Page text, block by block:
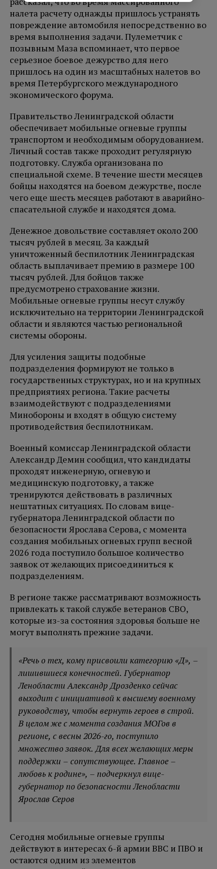
налета расчету однажды пришлось устранять
повреждение автомобиля непосредственно во
время выполнения задачи. Пулеметчик с
позывным Маза вспоминает, что первое
серьезное боевое дежурство для него
пришлось на один из масштабных налетов во
время Петербургского международного
экономического форума.
Правительство Ленинградской области
обеспечивает мобильные огневые группы
транспортом и необходимым оборудованием.
Личный состав также проходит регулярную
подготовку. Служба организована по
специальной схеме. В течение шести месяцев
бойцы находятся на боевом дежурстве, после
чего еще шесть месяцев работают в аварийно-
спасательной службе и находятся дома.
Денежное довольствие составляет около 200
тысяч рублей в месяц. За каждый
уничтоженный беспилотник Ленинградская
область выплачивает премию в размере 100
тысяч рублей. Для бойцов также
предусмотрено страхование жизни.
Мобильные огневые группы несут службу
исключительно на территории Ленинградской
области и являются частью региональной
системы обороны.
Для усиления защиты подобные
подразделения формируют не только в
государственных структурах, но и на крупных
предприятиях региона. Такие расчеты
взаимодействуют с подразделениями
Минобороны и входят в общую систему
противодействия беспилотникам.
Военный комиссар Ленинградской области
Александр Демин сообщил, что кандидаты
проходят инженерную, огневую и
медицинскую подготовку, а также
тренируются действовать в различных
нештатных ситуациях. По словам вице-
губернатора Ленинградской области по
безопасности Ярослава Серова, с момента
создания мобильных огневых групп весной
2026 года поступило большое количество
заявок от желающих присоединиться к
подразделениям.
В регионе также рассматривают возможность
привлекать к такой службе ветеранов СВО,
которые из-за состояния здоровья больше не
могут выполнять прежние задачи.
«Речь о тех, кому присвоили категорию «Д», –
лишившиеся конечностей. Губернатор
Ленобласти Александр Дрозденко сейчас
выходит с инициативой к высшему военному
руководству, чтобы вернуть героев в строй.
В целом же с момента создания МОГов в
регионе, с весны 2026-го, поступило
множество заявок. Для всех желающих меры
поддержки – сопутствующее. Главное –
любовь к родине», – подчеркнул вице-
губернатор по безопасности Ленобласти
Ярослав Серов
Сегодня мобильные огневые группы
действуют в интересах 6-й армии ВВС и ПВО и
остаются одним из элементов